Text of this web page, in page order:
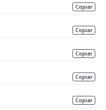
Copiar
Copiar
Copiar
Copiar
Copiar